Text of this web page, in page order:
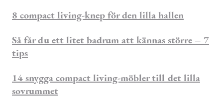
8 compact living-knep för den lilla hallen
Så får du ett litet badrum att kännas större – 7
tips
14 snygga compact living-möbler till det lilla
sovrummet